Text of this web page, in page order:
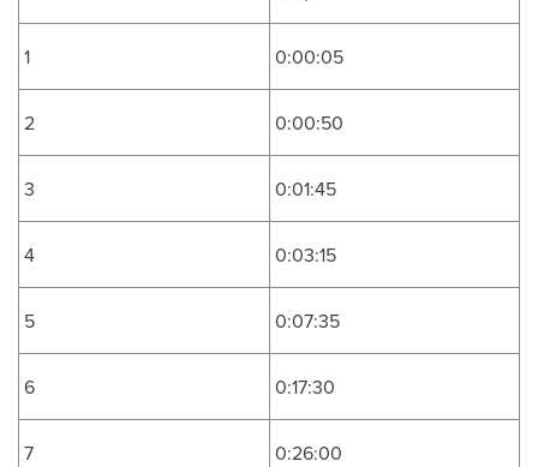
1 0:00:05
2 0:00:50
3 0:01:45
4 0:03:15
5 0:07:35
6 0:17:30
7 0:26:00